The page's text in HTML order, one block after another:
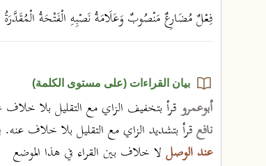
فِعْلٌ مُضَارِعٌ مَنْصُوبٌ وَعَلَامَةُ نَصْبِهِ الْفَتْحَةُ الْمُقَدَّرَةُ
بيان القراءات (على مستوى الكلمة)
أبوعمروقرأ بتخفيف الزاي مع التقليل بلا خلاف
نافعقرأ بتشديد الزاي مع التقليل بلا خلاف عنه.
عند الوصللا خلاف بين القراء في هذا الموضع